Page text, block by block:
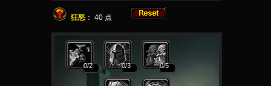
狂怒 ： 40 点
0/2 0/3 0/5